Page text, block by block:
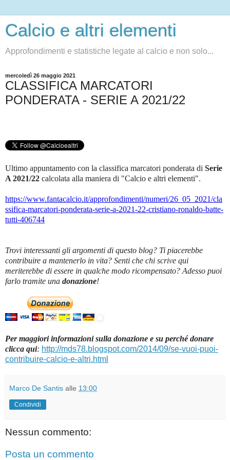
Calcio e altri elementi
Approfondimenti e statistiche legate al calcio e non solo...
mercoledì 26 maggio 2021
CLASSIFICA MARCATORI
PONDERATA - SERIE A 2021/22
Ultimo appuntamento con la classifica marcatori ponderata di Serie
A 2021/22 calcolata alla maniera di "Calcio e altri elementi".
https://www.fantacalcio.it/approfondimenti/numeri/26_05_2021/cla
ssifica-marcatori-ponderata-serie-a-2021-22-cristiano-ronaldo-batte-
tutti-406744
Trovi interessanti gli argomenti di questo blog? Ti piacerebbe
contribuire a mantenerlo in vita? Senti che chi scrive qui
meriterebbe di essere in qualche modo ricompensato? Adesso puoi
farlo tramite una donazione!
Per maggiori informazioni sulla donazione e su perché donare
clicca qui: http://mds78.blogspot.com/2014/09/se-vuoi-puoi-
contribuire-calcio-e-altri.html
Marco De Santis alle 13:00
Condividi
Nessun commento:
Posta un commento